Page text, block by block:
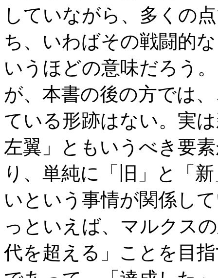
していながら、多くの
ち、いわばその戦闘的
いうほどの意味だろう
が、本書の後の方では
ている形跡はない。実
左翼」ともいうべき要
り、単純に「旧」と「
いという事情が関係し
っといえば、マルクス
代を超える」ことを目